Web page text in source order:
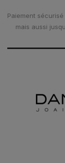
Paiement
mais aussi